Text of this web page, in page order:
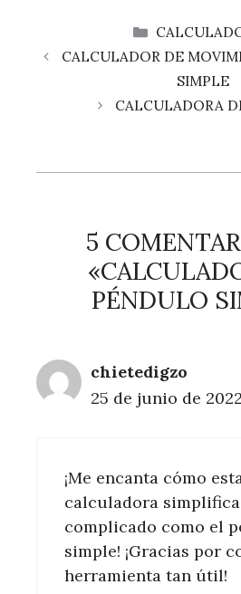
CALCULADOR DE
SIMPLE
CALCULADORA
5
PÉNDULO
chietedigzo
25 de junio de
¡Me encanta cómo
calculadora
complicado como el
simple! ¡Gracias por
herramienta tan útil!